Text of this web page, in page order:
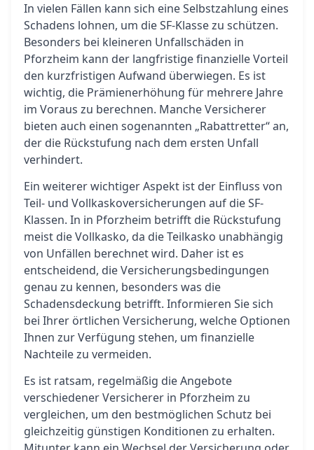
In vielen Fällen kann sich eine Selbstzahlung eines
Schadens lohnen, um die SF-Klasse zu schützen.
Besonders bei kleineren Unfallschäden in
Pforzheim kann der langfristige finanzielle Vorteil
den kurzfristigen Aufwand überwiegen. Es ist
wichtig, die Prämienerhöhung für mehrere Jahre
im Voraus zu berechnen. Manche Versicherer
bieten auch einen sogenannten „Rabattretter“ an,
der die Rückstufung nach dem ersten Unfall
verhindert.
Ein weiterer wichtiger Aspekt ist der Einfluss von
Teil- und Vollkaskoversicherungen auf die SF-
Klassen. In in Pforzheim betrifft die Rückstufung
meist die Vollkasko, da die Teilkasko unabhängig
von Unfällen berechnet wird. Daher ist es
entscheidend, die Versicherungsbedingungen
genau zu kennen, besonders was die
Schadensdeckung betrifft. Informieren Sie sich
bei Ihrer örtlichen Versicherung, welche Optionen
Ihnen zur Verfügung stehen, um finanzielle
Nachteile zu vermeiden.
Es ist ratsam, regelmäßig die Angebote
verschiedener Versicherer in Pforzheim zu
vergleichen, um den bestmöglichen Schutz bei
gleichzeitig günstigen Konditionen zu erhalten.